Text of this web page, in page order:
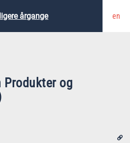
årgange en
Produkter og